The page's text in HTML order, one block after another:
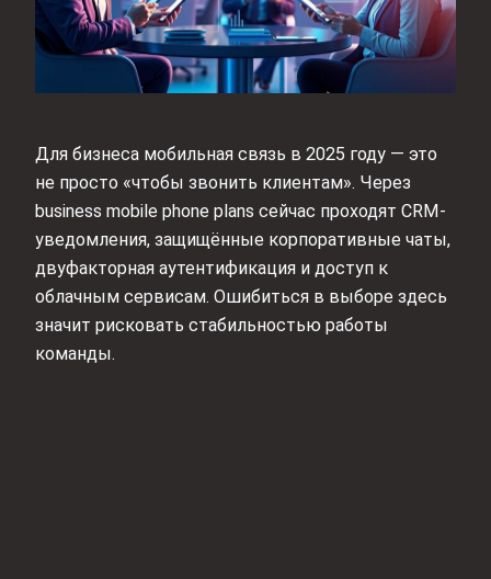
Для бизнеса мобильная связь в 2025 году — это
не просто «чтобы звонить клиентам». Через
business mobile phone plans сейчас проходят CRM-
уведомления, защищённые корпоративные чаты,
двуфакторная аутентификация и доступ к
облачным сервисам. Ошибиться в выборе здесь
значит рисковать стабильностью работы
команды.